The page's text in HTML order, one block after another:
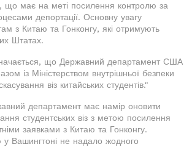
що має на меті посилення контролю за
депортації. Основну увагу
з Китаю та Гонконгу, які отримують
Штатах.
що Державний департамент США
із Міністерством внутрішньої безпеки
віз китайських студентів."
департамент має намір оновити
студентських віз з метою посилення
заявками з Китаю та Гонконгу.
у Вашингтоні не надало жодного